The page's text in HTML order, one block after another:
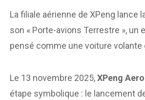
La filiale aérienne de XPeng lance
son « Porte-avions Terrestre », un
pensé comme une voiture volante
Le 13 novembre 2025,XPeng
étape symbolique : le lancement